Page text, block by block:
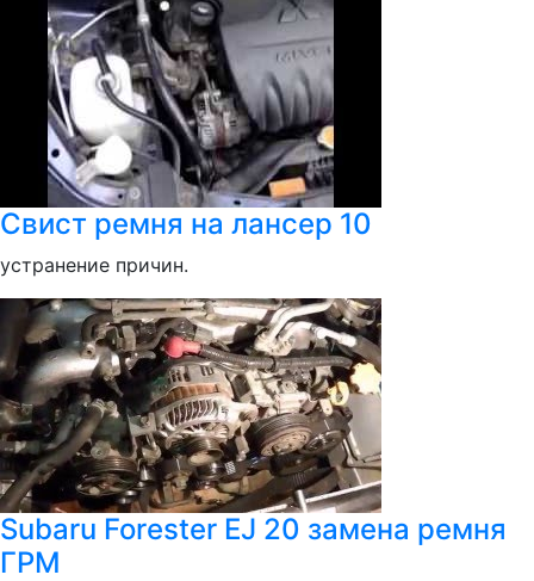
Свист ремня на лансер 10
устранение причин.
Subaru Forester EJ 20 замена ремня
ГРМ